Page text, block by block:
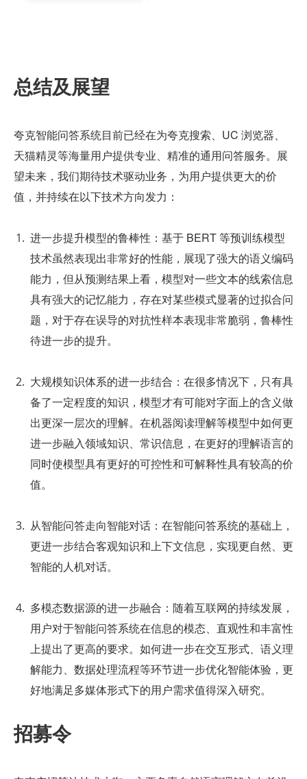
总结及展望
夸克智能问答系统目前已经在为夸克搜索、UC 浏览器、
天猫精灵等海量用户提供专业、精准的通用问答服务。展
望未来，我们期待技术驱动业务，为用户提供更大的价
值，并持续在以下技术方向发力：
进一步提升模型的鲁棒性：基于 BERT 等预训练模型
技术虽然表现出非常好的性能，展现了强大的语义编码
能力，但从预测结果上看，模型对一些文本的线索信息
具有强大的记忆能力，存在对某些模式显著的过拟合问
题，对于存在误导的对抗性样本表现非常脆弱，鲁棒性
待进一步的提升。
大规模知识体系的进一步结合：在很多情况下，只有具
备了一定程度的知识，模型才有可能对字面上的含义做
出更深一层次的理解。在机器阅读理解等模型中如何更
进一步融入领域知识、常识信息，在更好的理解语言的
同时使模型具有更好的可控性和可解释性具有较高的价
值。
从智能问答走向智能对话：在智能问答系统的基础上，
更进一步结合客观知识和上下文信息，实现更自然、更
智能的人机对话。
多模态数据源的进一步融合：随着互联网的持续发展，
用户对于智能问答系统在信息的模态、直观性和丰富性
上提出了更高的要求。如何进一步在交互形式、语义理
解能力、数据处理流程等环节进一步优化智能体验，更
好地满足多媒体形式下的用户需求值得深入研究。
招募令